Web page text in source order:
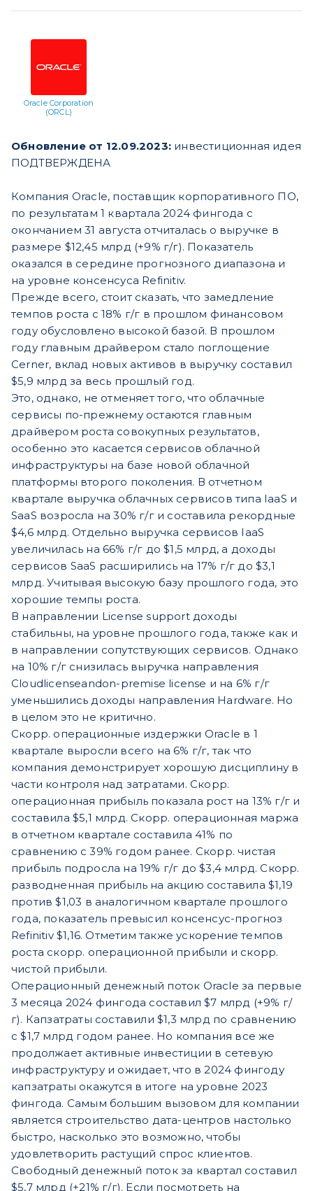
Oracle Corporation
(ORCL)
Обновление от 12.09.2023: инвестиционная идея
ПОДТВЕРЖДЕНА
Компания Oracle, поставщик корпоративного ПО,
по результатам 1 квартала 2024 фингода с
окончанием 31 августа отчиталась о выручке в
размере $12,45 млрд (+9% г/г). Показатель
оказался в середине прогнозного диапазона и
на уровне консенсуса Refinitiv.
Прежде всего, стоит сказать, что замедление
темпов роста с 18% г/г в прошлом финансовом
году обусловлено высокой базой. В прошлом
году главным драйвером стало поглощение
Cerner, вклад новых активов в выручку составил
$5,9 млрд за весь прошлый год.
Это, однако, не отменяет того, что облачные
сервисы по-прежнему остаются главным
драйвером роста совокупных результатов,
особенно это касается сервисов облачной
инфраструктуры на базе новой облачной
платформы второго поколения. В отчетном
квартале выручка облачных сервисов типа IaaS и
SaaS возросла на 30% г/г и составила рекордные
$4,6 млрд. Отдельно выручка сервисов IaaS
увеличилась на 66% г/г до $1,5 млрд, а доходы
сервисов SaaS расширились на 17% г/г до $3,1
млрд. Учитывая высокую базу прошлого года, это
хорошие темпы роста.
В направлении License support доходы
стабильны, на уровне прошлого года, также как и
в направлении сопутствующих сервисов. Однако
на 10% г/г снизилась выручка направления
Cloudlicenseandon-premise license и на 6% г/г
уменьшились доходы направления Hardware. Но
в целом это не критично.
Скорр. операционные издержки Oracle в 1
квартале выросли всего на 6% г/г, так что
компания демонстрирует хорошую дисциплину в
части контроля над затратами. Скорр.
операционная прибыль показала рост на 13% г/г и
составила $5,1 млрд. Скорр. операционная маржа
в отчетном квартале составила 41% по
сравнению с 39% годом ранее. Скорр. чистая
прибыль подросла на 19% г/г до $3,4 млрд. Скорр.
разводненная прибыль на акцию составила $1,19
против $1,03 в аналогичном квартале прошлого
года, показатель превысил консенсус-прогноз
Refinitiv $1,16. Отметим также ускорение темпов
роста скорр. операционной прибыли и скорр.
чистой прибыли.
Операционный денежный поток Oracle за первые
3 месяца 2024 фингода составил $7 млрд (+9% г/
г). Капзатраты составили $1,3 млрд по сравнению
с $1,7 млрд годом ранее. Но компания все же
продолжает активные инвестиции в сетевую
инфраструктуру и ожидает, что в 2024 фингоду
капзатраты окажутся в итоге на уровне 2023
фингода. Самым большим вызовом для компании
является строительство дата-центров настолько
быстро, насколько это возможно, чтобы
удовлетворить растущий спрос клиентов.
Свободный денежный поток за квартал составил
$5,7 млрд (+21% г/г). Если посмотреть на